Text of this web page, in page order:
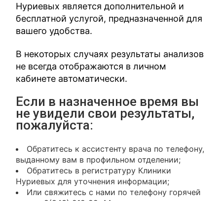
Нуриевых является дополнительной и
бесплатной услугой, предназначенной для
вашего удобства.
В некоторых случаях результаты анализов
не всегда отображаются в личном
кабинете автоматически.
Если в назначенное время вы
не увидели свои результаты,
пожалуйста:
Обратитесь к ассистенту врача по телефону,
выданному вам в профильном отделении;
Обратитесь в регистратуру Клиники
Нуриевых для уточнения информации;
Или свяжитесь с нами по телефону горячей